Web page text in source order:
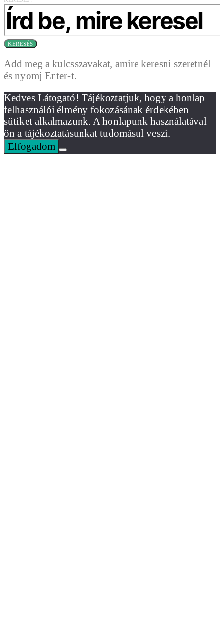
KERESÉS
Add meg a kulcsszavakat, amire keresni szeretnél
és nyomj Enter-t.
Kedves Látogató! Tájékoztatjuk, hogy a honlap
felhasználói élmény fokozásának érdekében
sütiket alkalmazunk. A honlapunk használatával
ön a tájékoztatásunkat tudomásul veszi.
Elfogadom